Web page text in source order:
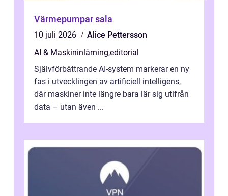
Värmepumpar sala
10 juli 2026
Alice Pettersson
AI & Maskininlärning,editorial
Självförbättrande AI-system markerar en ny
fas i utvecklingen av artificiell intelligens,
där maskiner inte längre bara lär sig utifrån
data – utan även ...